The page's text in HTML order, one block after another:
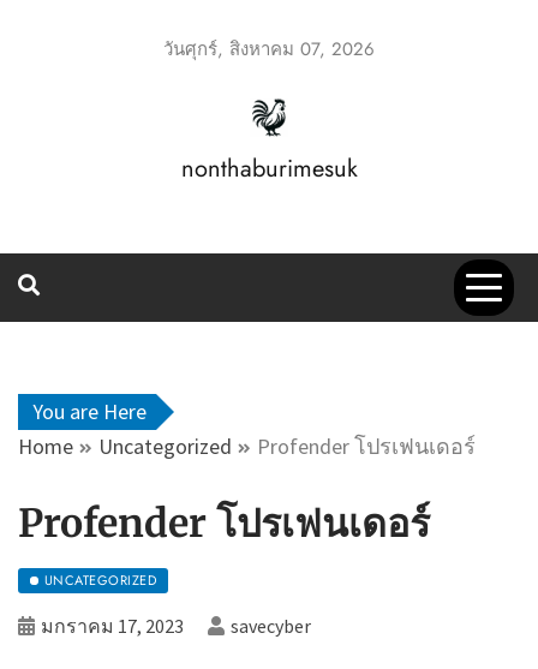
วันศุกร์, สิงหาคม 07, 2026
nonthaburimesuk
You are Here
Home
Uncategorized Profender โปรเฟนเดอร์
Profender โปรเฟนเดอร์
UNCATEGORIZED
มกราคม 17, 2023 savecyber